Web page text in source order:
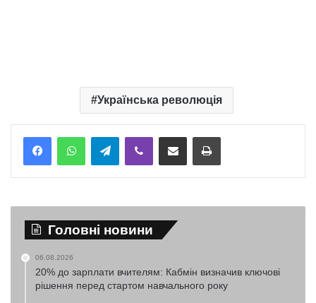
Українська революція
TelegramViber Надіслати електронною поштоюНадрукувати
Головні новини
06.08.2026
20% до зарплати вчителям: Кабмін визначив ключові
рішення перед стартом навчального року